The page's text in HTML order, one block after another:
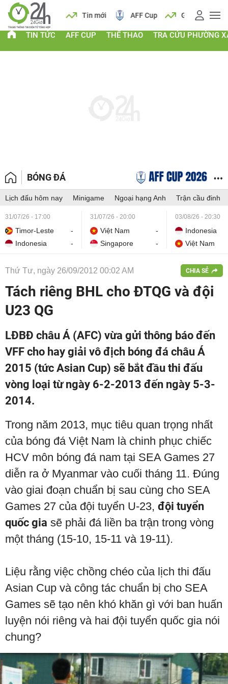
Lịch Tin mới AFF Cup Giá vàng
TIN TỨC AFF CUP THỂ THAO TRA CỨU PHƯỜNG
BÓNG ĐÁ
Lịch đấu hôm nay Minigame Ngoại hạng Anh Trận cầu đinh
31/07/26 - 17:00
Timor-Leste
-
Indonesia
-
31/07/26 - 20:00
Việt Nam
-
Singapore
-
03/08/26 - 20:30
Indonesia
Việt Nam
Thứ Tư, ngày 26/09/2012 00:02 AM CHIA SẺ
Tách riêng BHL cho ĐTQG và đội
U23 QG
LĐBĐ châu Á (AFC) vừa gửi thông báo đến
VFF cho hay giải vô địch bóng đá châu Á
2015 (tức Asian Cup) sẽ bắt đầu thi đấu
vòng loại từ ngày 6-2-2013 đến ngày 5-3-
2014.
Trong năm 2013, mục tiêu quan trọng nhất
của bóng đá Việt Nam là chinh phục chiếc
HCV môn bóng đá nam tại SEA Games 27
diễn ra ở Myanmar vào cuối tháng 11. Đúng
vào giai đoạn chuẩn bị sau cùng cho SEA
Games 27 của đội tuyển U-23, đội tuyển
quốc gia sẽ phải đá liền ba trận trong vòng
một tháng (15-10, 15-11 và 19-11).
Liệu rằng việc chồng chéo của lịch thi đấu
Asian Cup và công tác chuẩn bị cho SEA
Games sẽ tạo nên khó khăn gì với ban huấn
luyện nói riêng và hai đội tuyển quốc gia nói
chung?